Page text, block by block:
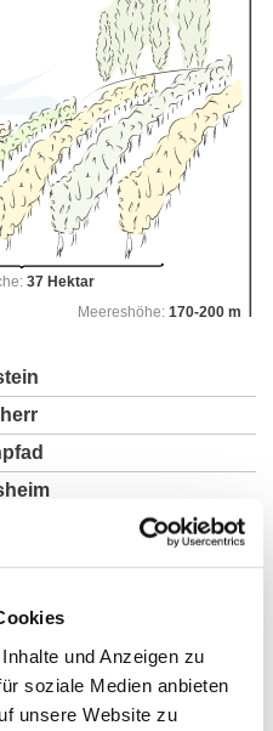
und Anzeigen zu
soziale Medien anbieten
unsere Website zu
37 Hektar
Meereshöhe: 170-200 m